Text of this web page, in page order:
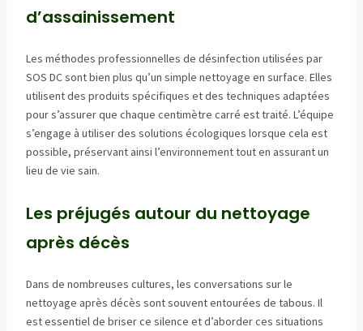
d’assainissement
Les méthodes professionnelles de désinfection utilisées par
SOS DC sont bien plus qu’un simple nettoyage en surface. Elles
utilisent des produits spécifiques et des techniques adaptées
pour s’assurer que chaque centimètre carré est traité. L’équipe
s’engage à utiliser des solutions écologiques lorsque cela est
possible, préservant ainsi l’environnement tout en assurant un
lieu de vie sain.
Les préjugés autour du nettoyage
après décès
Dans de nombreuses cultures, les conversations sur le
nettoyage après décès sont souvent entourées de tabous. Il
est essentiel de briser ce silence et d’aborder ces situations